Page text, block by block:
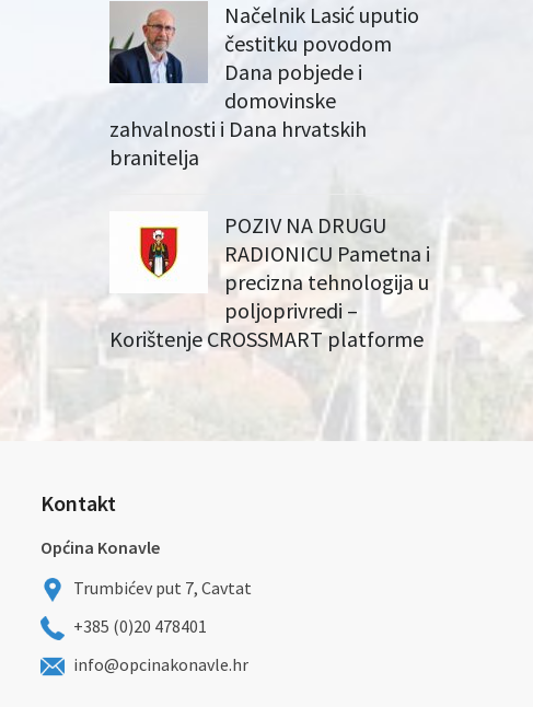
Načelnik Lasić uputio
čestitku povodom
Dana pobjede i
domovinske
zahvalnosti i Dana hrvatskih
branitelja
POZIV NA DRUGU
RADIONICU Pametna i
precizna tehnologija u
poljoprivredi –
Korištenje CROSSMART platforme
Kontakt
Općina Konavle
Trumbićev put 7, Cavtat
+385 (0)20 478401
info@opcinakonavle.hr